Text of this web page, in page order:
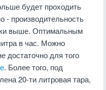
будет проходить
- производительность
выше. Оптимальным
в час. Можно
достаточно для того
. Более того, под
20-ти литровая тара,